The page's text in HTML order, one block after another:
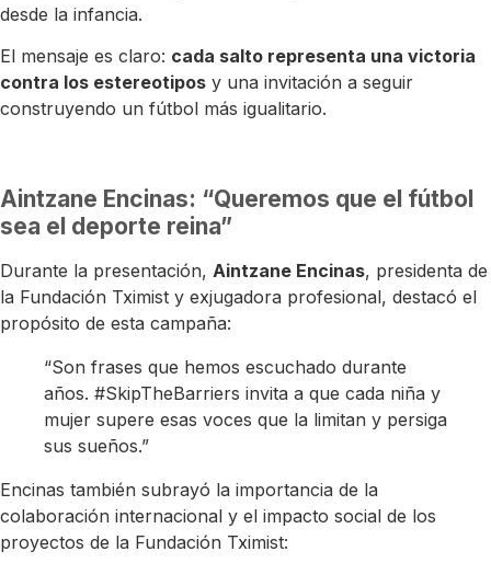
desde la infancia.
El mensaje es claro: cada salto representa una victoria
contra los estereotipos y una invitación a seguir
construyendo un fútbol más igualitario.
Aintzane Encinas: “Queremos que el fútbol
sea el deporte reina”
Durante la presentación, Aintzane Encinas, presidenta de
la Fundación Tximist y exjugadora profesional, destacó el
propósito de esta campaña:
“Son frases que hemos escuchado durante
años. #SkipTheBarriers invita a que cada niña y
mujer supere esas voces que la limitan y persiga
sus sueños.”
Encinas también subrayó la importancia de la
colaboración internacional y el impacto social de los
proyectos de la Fundación Tximist: